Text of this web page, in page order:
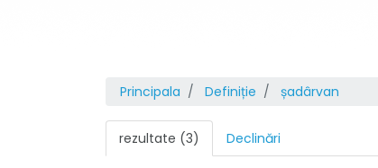
Principala Definiție șadârvan
rezultate (3) Declinări